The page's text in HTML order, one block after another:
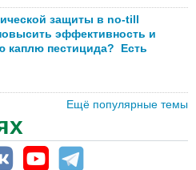
защиты в no-till
эффективность и
каплю пестицида? Есть
Ещё популярные темы